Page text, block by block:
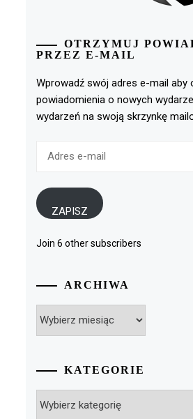
OTRZYMUJ
PRZEZ E-MAIL
Wprowadź swój adres e-mail aby
powiadomienia o nowych
wydarzeń na swoją skrzynkę
ZAPISZ
Join 6 other subscribers
ARCHIWA
KATEGORIE